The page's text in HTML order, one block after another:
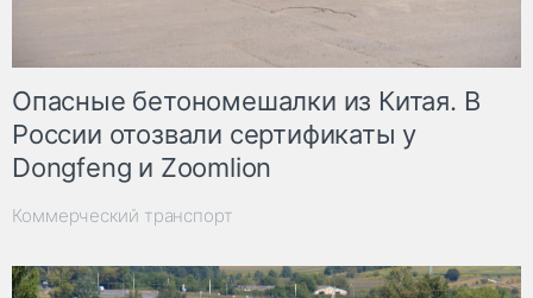
Опасные бетономешалки из Китая. В
России отозвали сертификаты у
Dongfeng и Zoomlion
Коммерческий транспорт